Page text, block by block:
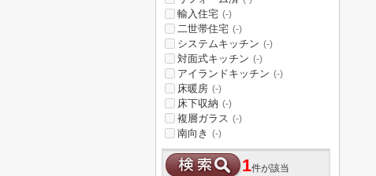
輸入住宅 (-)
二世帯住宅 (-)
システムキッチン (-)
対面式キッチン (-)
アイランドキッチン (-)
床暖房 (-)
床下収納 (-)
複層ガラス (-)
南向き (-)
1件が該当